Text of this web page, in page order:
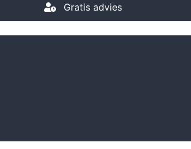
Gratis advies